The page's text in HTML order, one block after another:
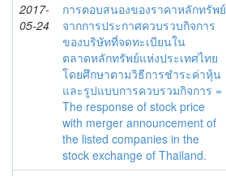
2017-
05-24
การตอบสนองของราคาหลักทรัพย์
จากการประกาศควบรวบกิจการ
ของบริษัทที่จดทะเบียนใน
ตลาดหลักทรัพย์แห่งประเทศไทย
โดยศึกษาตามวิธีการชำระค่าหุ้น
และรูปแบบการควบรวมกิจการ =
The response of stock price
with merger announcement of
the listed companies in the
stock exchange of Thailand.